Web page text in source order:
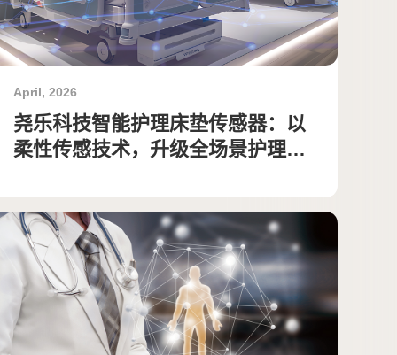
April, 2026
尧乐科技智能护理床垫传感器：以
柔性传感技术，升级全场景护理安